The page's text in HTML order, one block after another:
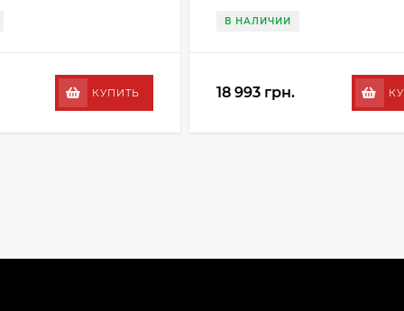
КУПИТЬ
В НАЛИЧИИ
18 993 грн.